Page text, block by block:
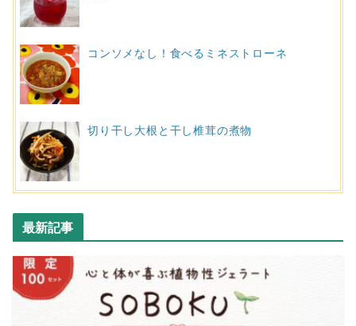
コンソメなし！食べるミネストローネ
切り干し大根と干し椎茸の煮物
最新記事